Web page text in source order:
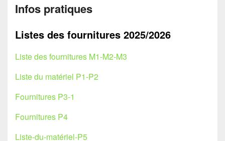
Infos pratiques
Listes des fournitures 2025/2026
Liste des fournitures M1-M2-M3
Liste du matériel P1-P2
Fournitures P3-1
Fournitures P4
Liste-du-matériel-P5